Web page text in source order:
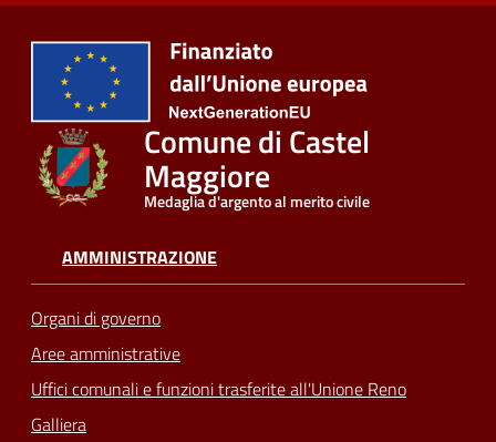
Comune di Castel
Maggiore
Medaglia d'argento al merito civile
AMMINISTRAZIONE
Organi di governo
Aree amministrative
Uffici comunali e funzioni trasferite all'Unione Reno
Galliera